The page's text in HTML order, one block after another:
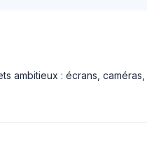
ambitieux : écrans,